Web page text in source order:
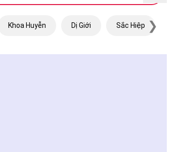
Khoa Huyễn Dị Giới Sắc Hiệp ❯